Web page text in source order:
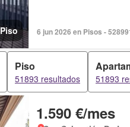
Piso 6 jun 2026 en Pisos -
Piso
51893 resultados 51893
1.590 €/mes